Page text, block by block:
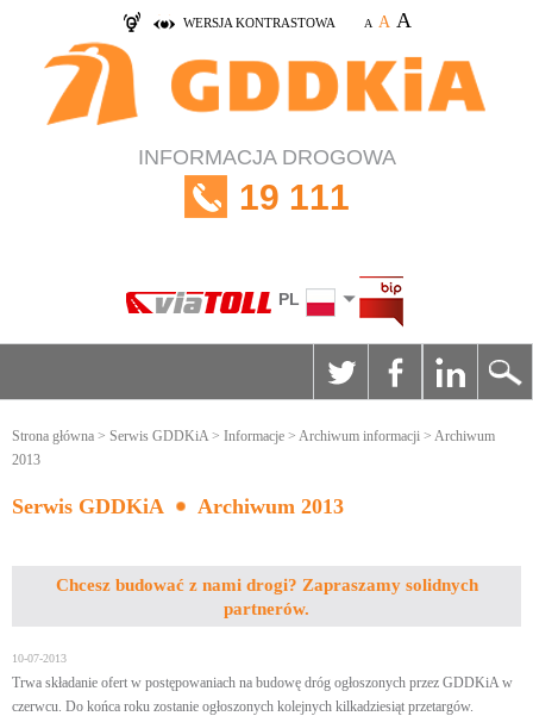
WERSJA KONTRASTOWA A A A
INFORMACJA DROGOWA
19 111
PL
Strona główna > Serwis GDDKiA> Informacje > Archiwum informacji > Archiwum
2013
Serwis GDDKiA Archiwum 2013
Chcesz budować z nami drogi? Zapraszamy solidnych
partnerów.
10-07-2013
Trwa składanie ofert w postępowaniach na budowę dróg ogłoszonych przez GDDKiA w
czerwcu. Do końca roku zostanie ogłoszonych kolejnych kilkadziesiąt przetargów.